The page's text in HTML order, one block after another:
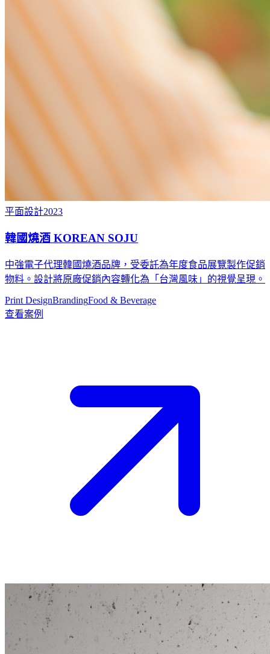
平面設計2023
韓國燒酒 KOREAN SOJU
中強電子代理韓國燒酒品牌，受委託為年度食品展覽製作促銷
物料。設計將原廠促銷內容轉化為「台灣風味」的視覺呈現。
Print DesignBrandingFood & Beverage
查看案例